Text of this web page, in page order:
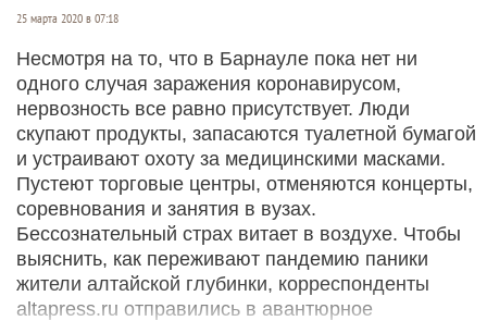
25 марта 2020 в 07:18
Несмотря на то, что в Барнауле пока нет ни
одного случая заражения коронавирусом,
нервозность все равно присутствует. Люди
скупают продукты, запасаются туалетной бумагой
и устраивают охоту за медицинскими масками.
Пустеют торговые центры, отменяются концерты,
соревнования и занятия в вузах.
Бессознательный страх витает в воздухе. Чтобы
выяснить, как переживают пандемию паники
жители алтайской глубинки, корреспонденты
altapress.ru отправились в авантюрное